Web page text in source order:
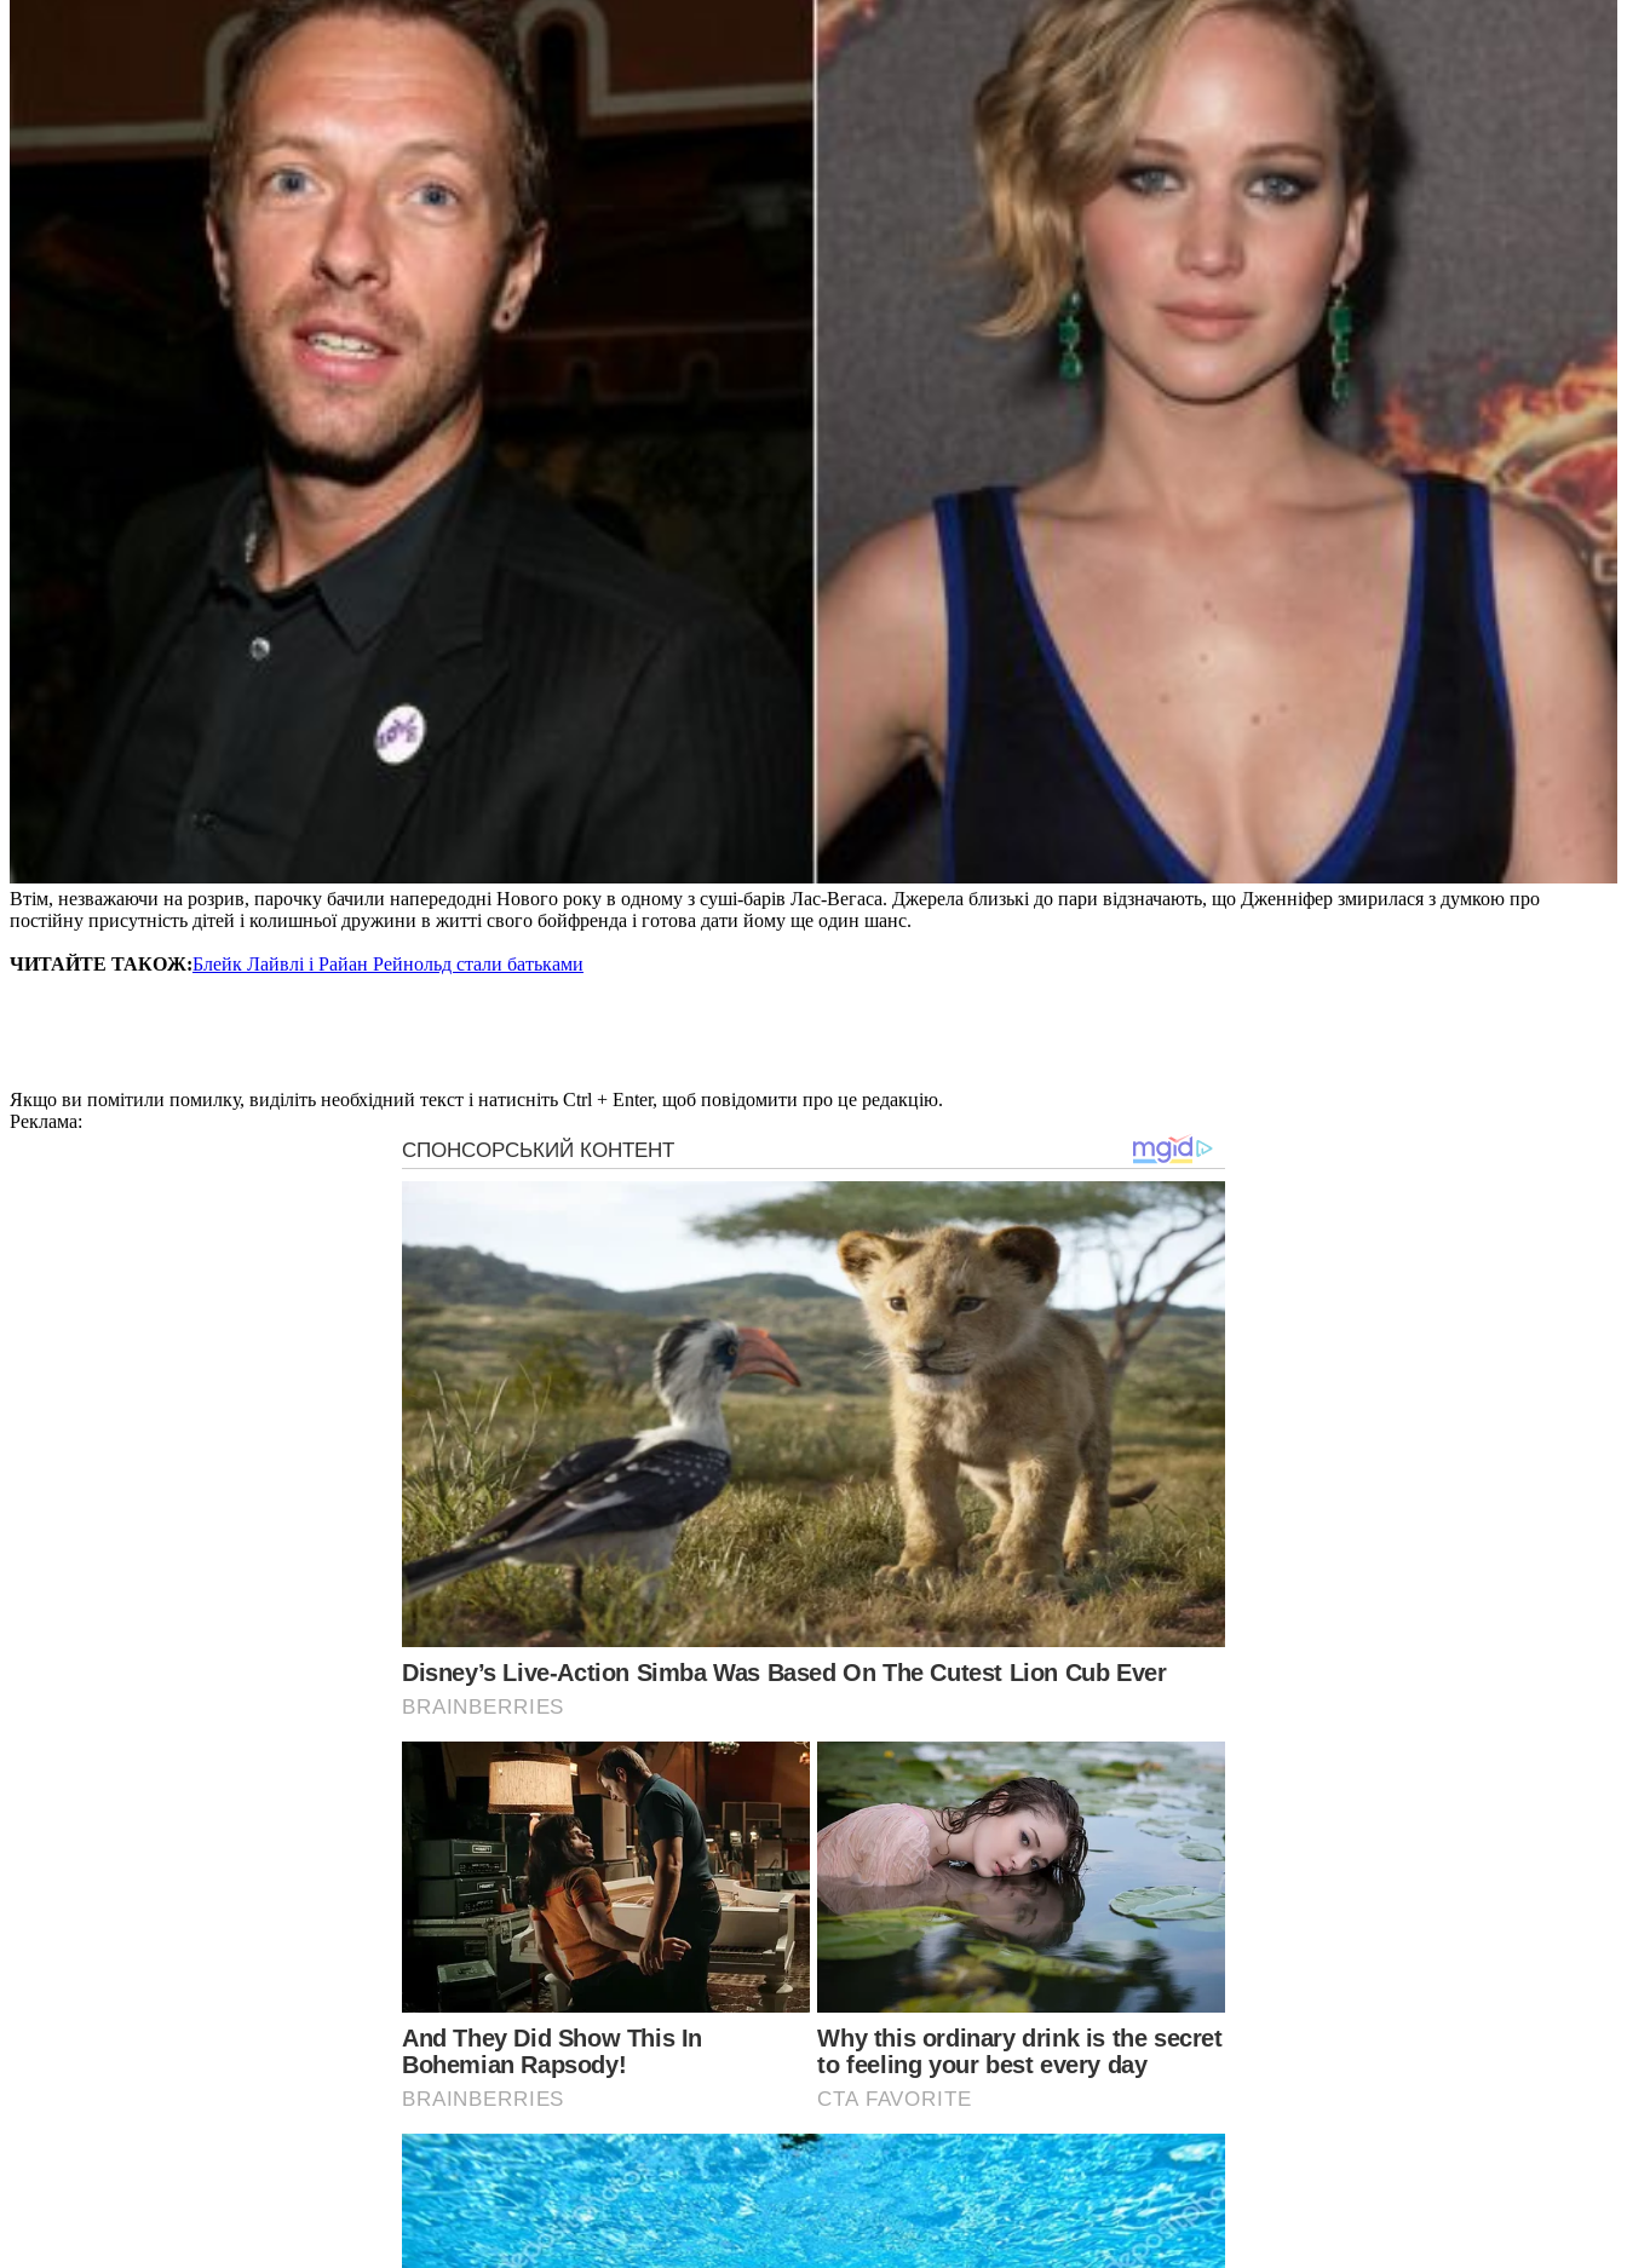
Втім, незважаючи на розрив, парочку бачили напередодні Нового року в одному з суші-барів Лас-Вегаса. Джерела близькі до пари відзначають, що Дженніфер змирилася з думкою про
постійну присутність дітей і колишньої дружини в житті свого бойфренда і готова дати йому ще один шанс.
ЧИТАЙТЕ ТАКОЖ:Блейк Лайвлі і Райан Рейнольд стали батьками
Якщо ви помітили помилку, виділіть необхідний текст і натисніть Ctrl + Enter, щоб повідомити про це редакцію.
Реклама: